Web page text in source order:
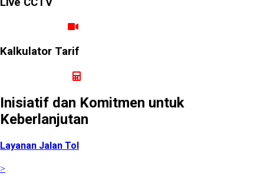
Kalkulator Tarif
Inisiatif dan Komitmen untuk
Keberlanjutan
Layanan Jalan Tol
>